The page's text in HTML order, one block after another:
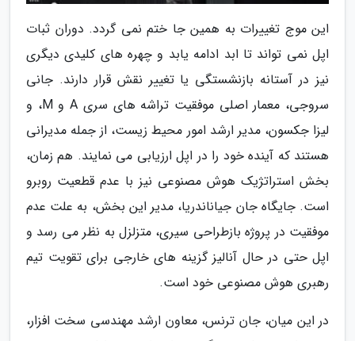
این موج تغییرات به همین جا ختم نمی گردد. دوران ثبات
اپل نمی تواند تا ابد ادامه یابد و چهره های کلیدی دیگری
نیز در آستانه بازنشستگی یا تغییر نقش قرار دارند. جانی
سروجی، معمار اصلی موفقیت تراشه های سری A و M، و
لیزا جکسون، مدیر ارشد امور محیط زیست، از جمله مدیرانی
هستند که آینده خود را در اپل ارزیابی می نمایند. هم زمان،
بخش استراتژیک هوش مصنوعی نیز با عدم قطعیت روبرو
است. جایگاه جان جیاناندریا، مدیر این بخش، به علت عدم
موفقیت در پروژه بازطراحی سیری، متزلزل به نظر می رسد و
اپل حتی در حال آنالیز گزینه های خارجی برای تقویت تیم
رهبری هوش مصنوعی خود است.
در این میان، جان ترنس، معاون ارشد مهندسی سخت افزار،